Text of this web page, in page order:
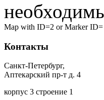
Map with ID=2 or Marker
Контакты
Санкт-Петербург,
Аптекарский пр-т д. 4
корпус 3 строение 1